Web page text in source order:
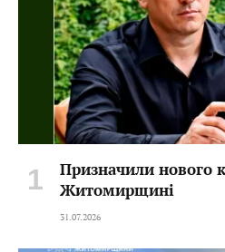
Призначили нового
Житомирщині
31.07.2026